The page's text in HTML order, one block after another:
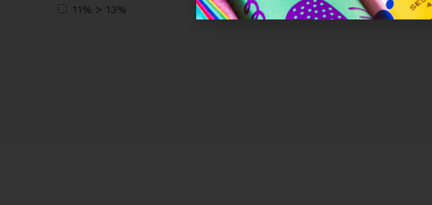
11% > 13%